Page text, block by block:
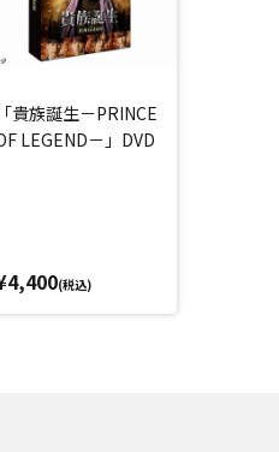
「貴族誕生－PRINCE
LEGEND－」DVD
(税込)